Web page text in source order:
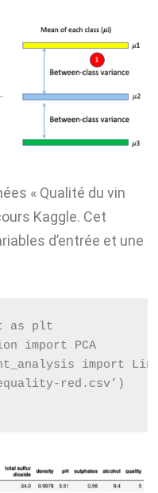
« Qualité du vin
Kaggle. Cet
d’entrée et une
as plt
import PCA
import
red.csv’)